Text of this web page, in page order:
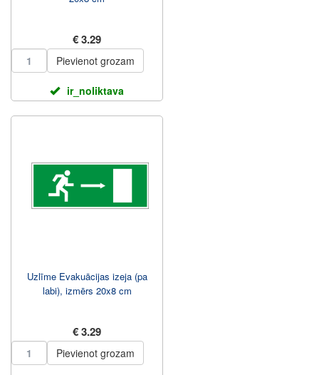
€ 3.29
Pievienot grozam
ir_noliktava
Uzlīme Evakuācijas izeja (pa
labi), izmērs 20x8 cm
€ 3.29
Pievienot grozam